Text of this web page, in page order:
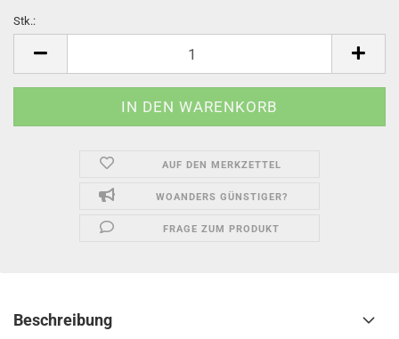
Stk.:
AUF DEN MERKZETTEL
WOANDERS GÜNSTIGER?
FRAGE ZUM PRODUKT
Beschreibung